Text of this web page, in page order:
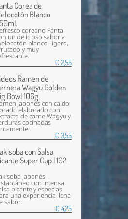
Corea de
Blanco
coreano Fanta
un delicioso sabor a
blanco, ligero,
y muy
€ 2,55
Ramen de
Wagyu Golden
Bowl 106g.
japonés con caldo
elaborado con
de carne Wagyu y
cocinadas
€ 3,55
con Salsa
Super Cup | 102
japonés
con intensa
picante y especias
una experiencia llena
sabor.
€ 4,25